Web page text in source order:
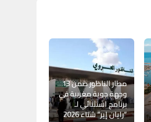
مطار الناظور ضمن 13
وجهة جوية مغربية في
برنامج استثنائي لـ
“رايان إير” شتاء 2026